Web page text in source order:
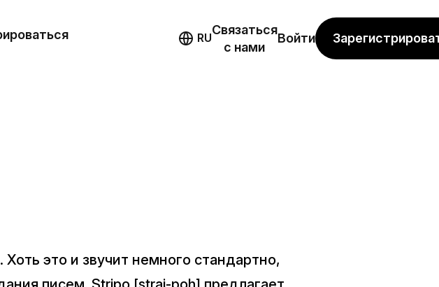
RU
Связаться
с нами
Войти
это и звучит немного стандартно,